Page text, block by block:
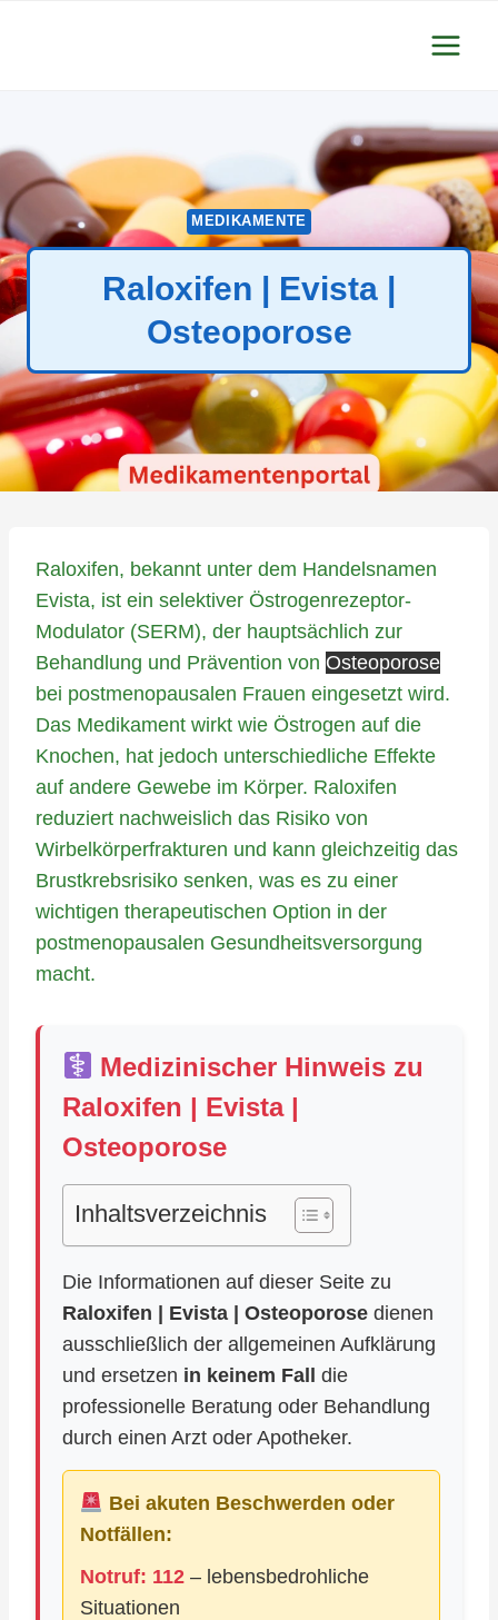
MEDIKAMENTE
Raloxifen | Evista |
Osteoporose
Raloxifen, bekannt unter dem Handelsnamen
Evista, ist ein selektiver Östrogenrezeptor-
Modulator (SERM), der hauptsächlich zur
Behandlung und Prävention von Osteoporose
bei postmenopausalen Frauen eingesetzt wird.
Das Medikament wirkt wie Östrogen auf die
Knochen, hat jedoch unterschiedliche Effekte
auf andere Gewebe im Körper. Raloxifen
reduziert nachweislich das Risiko von
Wirbelkörperfrakturen und kann gleichzeitig das
Brustkrebsrisiko senken, was es zu einer
wichtigen therapeutischen Option in der
postmenopausalen Gesundheitsversorgung
macht.
Medizinischer Hinweis zu
Raloxifen | Evista |
Osteoporose
Inhaltsverzeichnis
Die Informationen auf dieser Seite zu
Raloxifen | Evista | Osteoporose dienen
ausschließlich der allgemeinen Aufklärung
und ersetzen in keinem Fall
die
professionelle Beratung oder Behandlung
durch einen Arzt oder Apotheker.
Bei akuten Beschwerden oder
Notfällen:
Notruf: 112 – lebensbedrohliche
Situationen